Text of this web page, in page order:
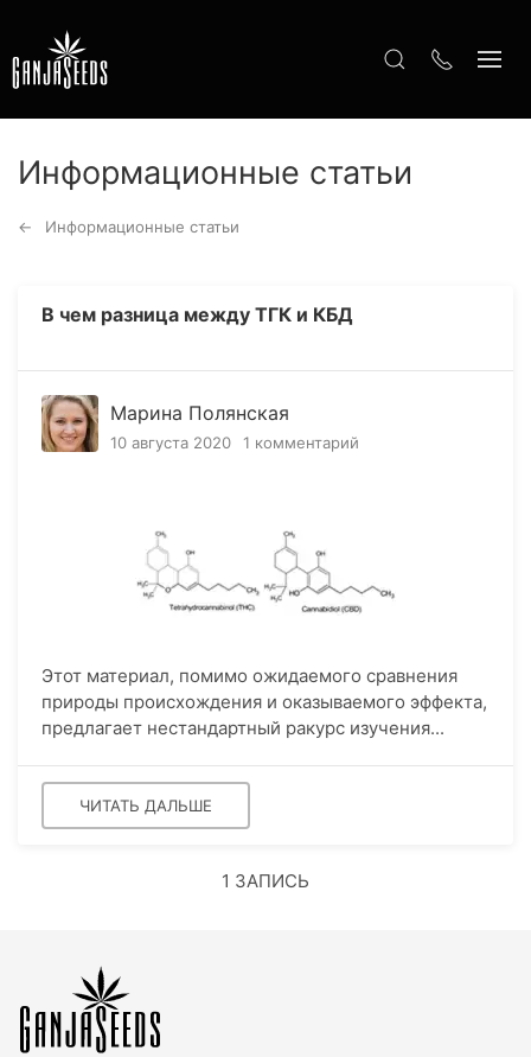
Информационные статьи
Информационные статьи
В чем разница между ТГК и КБД
Марина Полянская
10 августа 2020 1 комментарий
Этот материал, помимо ожидаемого сравнения
природы происхождения и оказываемого эффекта,
предлагает нестандартный ракурс изучения...
ЧИТАТЬ ДАЛЬШЕ
1 ЗАПИСЬ